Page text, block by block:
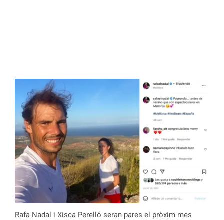
Rafa Nadal i Xisca Perelló seran pares el pròxim mes